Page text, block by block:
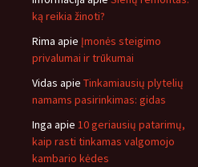
ką reikia žinoti?
Rima apie Įmonės steigimo
privalumai ir trūkumai
Vidas apie Tinkamiausių plytelių
namams pasirinkimas: gidas
Inga apie 10 geriausių patarimų,
kaip rasti tinkamas valgomojo
kambario kėdes